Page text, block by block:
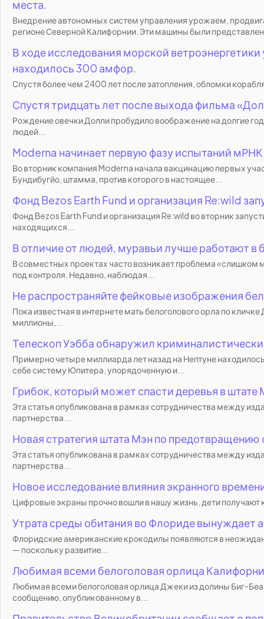
места.
Внедрение автономных систем управления урожаем,
регионе Северной Калифорнии. Эти машины были
В ходе исследования морской
находилось 300 амфор.
Спустя более чем 2400 лет после затопления, обломки
Спустя тридцать лет после выхода фильма
Рождение овечки Долли пробудило воображение на долгие
людей...
Moderna начинает первую фазу испытаний
Во вторник компания Moderna начала вакцинацию первых
Бундибугйо, штамма, против которого в настоящее...
Фонд Bezos Earth Fund и организация Re:wild
Фонд Bezos Earth Fund и организация Re:wild во вторник
находящихся...
В отличие от людей, муравьи лучше работают в
В совместных проектах часто возникает проблема
под контроля. Недавно, наблюдая...
Не распространяйте фейковые изображения
Пока известная в интернете мать белоголового орла по
миллионы,...
Телескоп Уэбба обнаружил
Примерно четыре миллиарда лет назад на Нептуне
себе систему Юпитера, упорядоченную и...
Грибок, который может спасти деревья в
Эта статья опубликована в рамках сотрудничества между
партнерства...
Новая стратегия штата Мэн по
Эта статья опубликована в рамках сотрудничества между
партнерства...
Новое исследование влияния экранного
Цифровые экраны прочно вошли в нашу жизнь, дети получают
Утрата среды обитания во Флориде вынуждает
Флоридские американские крокодилы появляются в
— поскольку развитие...
Любимая всеми белоголовая орлица
Любимая всеми белоголовая орлица Джеки из долины Биг-
сообщению, опубликованному в...